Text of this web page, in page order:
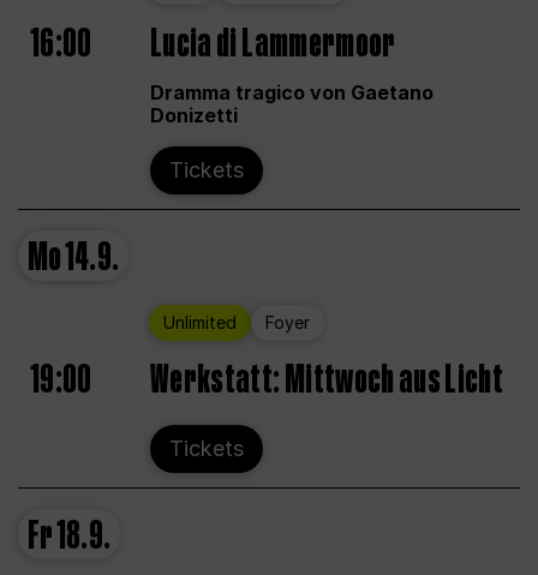
16:00 Lucia di Lammermoor
Dramma tragico von Gaetano
Donizetti
Tickets
Mo14.9.
Unlimited Foyer
19:00 Werkstatt: Mittwoch aus Licht
Tickets
Fr18.9.